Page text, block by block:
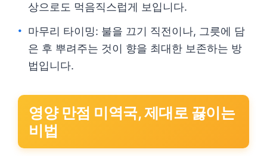
상으로도 먹음직스럽게 보입니다.
마무리 타이밍: 불을 끄기 직전이나, 그릇에 담
은 후 뿌려주는 것이 향을 최대한 보존하는 방
법입니다.
영양 만점 미역국, 제대로 끓이는
비법